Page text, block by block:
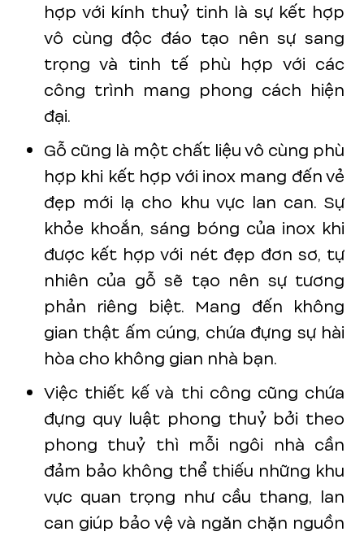
hợp với kính thuỷ tinh là sự kết hợp
vô cùng độc đáo tạo nên sự sang
trọng và tinh tế phù hợp với các
công trình mang phong cách hiện
đại.
Gỗ cũng là một chất liệu vô cùng phù
hợp khi kết hợp với inox mang đến vẻ
đẹp mới lạ cho khu vực lan can. Sự
khỏe khoắn, sáng bóng của inox khi
được kết hợp với nét đẹp đơn sơ, tự
nhiên của gỗ sẽ tạo nên sự tương
phản riêng biệt. Mang đến không
gian thật ấm cúng, chứa đựng sự hài
hòa cho không gian nhà bạn.
Việc thiết kế và thi công cũng chứa
đựng quy luật phong thuỷ bởi theo
phong thuỷ thì mỗi ngôi nhà cần
đảm bảo không thể thiếu những khu
vực quan trọng như cầu thang, lan
can giúp bảo vệ và ngăn chặn nguồn